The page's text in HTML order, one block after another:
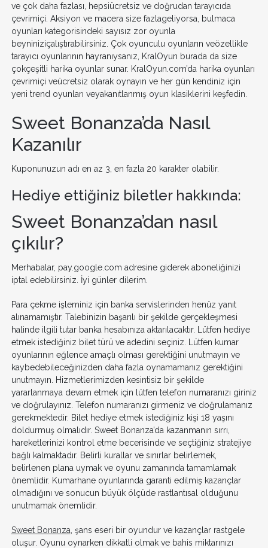
ve çok daha fazlası, hepsiücretsiz ve doğrudan tarayıcıda
çevrimiçi. Aksiyon ve macera size fazlageliyorsa, bulmaca
oyunları kategorisindeki sayısız zor oyunla
beyniniziçalıştırabilirsiniz. Çok oyunculu oyunların veözellikle
tarayıcı oyunlarının hayranıysanız, KralOyun burada da size
çokçeşitli harika oyunlar sunar. KralOyun.com’da harika oyunları
çevrimiçi veücretsiz olarak oynayın ve her gün kendiniz için
yeni trend oyunları veyakanıtlanmış oyun klasiklerini keşfedin.
Sweet Bonanza’da Nasıl
Kazanılır
Kuponunuzun adı en az 3, en fazla 20 karakter olabilir.
Hediye ettiğiniz biletler hakkında:
Sweet Bonanza’dan nasıl
çıkılır?
Merhabalar, pay.google.com adresine giderek aboneliğinizi
iptal edebilirsiniz. İyi günler dilerim.
Para çekme işleminiz için banka servislerinden henüz yanıt
alınamamıştır. Talebinizin başarılı bir şekilde gerçekleşmesi
halinde ilgili tutar banka hesabınıza aktarılacaktır. Lütfen hediye
etmek istediğiniz bilet türü ve adedini seçiniz. Lütfen kumar
oyunlarının eğlence amaçlı olması gerektiğini unutmayın ve
kaybedebileceğinizden daha fazla oynamamanız gerektiğini
unutmayın. Hizmetlerimizden kesintisiz bir şekilde
yararlanmaya devam etmek için lütfen telefon numaranızı giriniz
ve doğrulayınız. Telefon numaranızı girmeniz ve doğrulamanız
gerekmektedir. Bilet hediye etmek istediğiniz kişi 18 yaşını
doldurmuş olmalıdır. Sweet Bonanza’da kazanmanın sırrı,
hareketlerinizi kontrol etme becerisinde ve seçtiğiniz stratejiye
bağlı kalmaktadır. Belirli kurallar ve sınırlar belirlemek,
belirlenen plana uymak ve oyunu zamanında tamamlamak
önemlidir. Kumarhane oyunlarında garanti edilmiş kazançlar
olmadığını ve sonucun büyük ölçüde rastlantısal olduğunu
unutmamak önemlidir.
Sweet Bonanza , şans eseri bir oyundur ve kazançlar rastgele
oluşur. Oyunu oynarken dikkatli olmak ve bahis miktarınızı